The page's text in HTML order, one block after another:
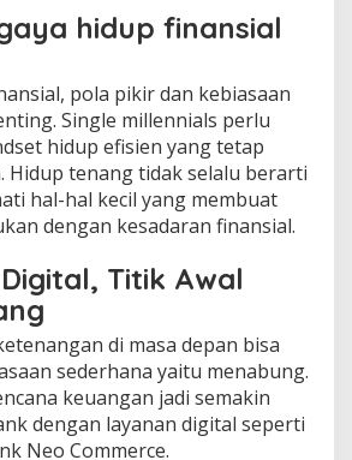
hidup finansial
pola pikir dan kebiasaan
Single millennials perlu
hidup efisien yang tetap
Hidup tenang tidak selalu berarti
hal-hal kecil yang membuat
dengan kesadaran finansial.
Titik Awal
di masa depan bisa
sederhana yaitu menabung.
keuangan jadi semakin
dengan layanan digital seperti
Neo Commerce.